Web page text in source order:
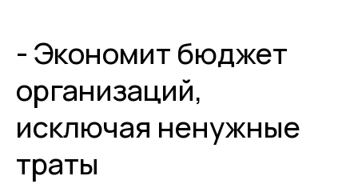
- Экономит бюджет
организаций,
исключая ненужные
траты